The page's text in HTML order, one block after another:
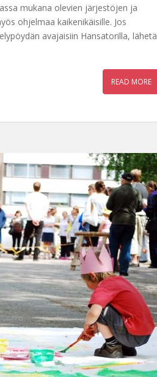
mukana olevien järjestöjen ja
ohjelmaa kaikenikäisille. Jos
avajaisiin Hansatorilla, lähetä
READ MORE